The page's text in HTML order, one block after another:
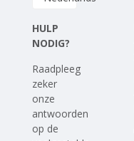
HULP
NODIG?
Raadpleeg
zeker
onze
antwoorden
op de